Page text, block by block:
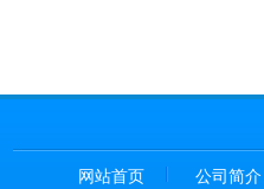
网站首页 公司简介